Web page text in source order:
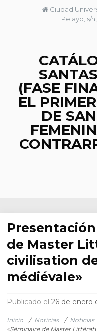
Ciudad
Pelayo, s/
(FASE
EL
DE
de Master
civilisation
médiévale»
Publicado el26 de enero
Inicio / Noticias / Noticias
«Séminaire de Master